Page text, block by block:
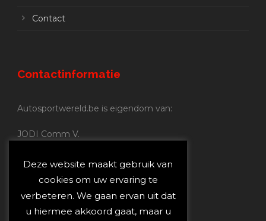
Contact
Contactinformatie
Autosportwereld.be is eigendom van:
JODI Comm V.
Nijverheidsstraat 70
2160 Wommelgem
Autosportwereld.be:
Redactie:joost@autosportwereld.be
Deze website maakt gebruik van
cookies om uw ervaring te
verbeteren. We gaan ervan uit dat
u hiermee akkoord gaat, maar u